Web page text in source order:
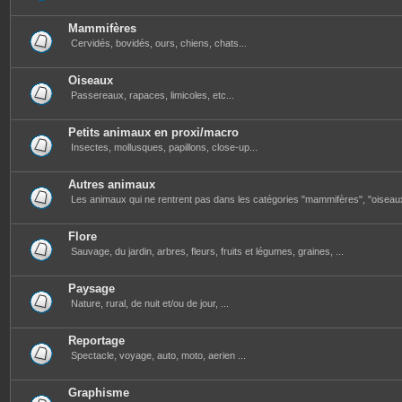
Mammifères
Cervidés, bovidés, ours, chiens, chats...
Oiseaux
Passereaux, rapaces, limicoles, etc...
Petits animaux en proxi/macro
Insectes, mollusques, papillons, close-up...
Autres animaux
Les animaux qui ne rentrent pas dans les catégories "mammifères",
Flore
Sauvage, du jardin, arbres, fleurs, fruits et légumes, graines, ...
Paysage
Nature, rural, de nuit et/ou de jour, ...
Reportage
Spectacle, voyage, auto, moto, aerien ...
Graphisme